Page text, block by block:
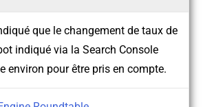
que le changement de taux de
indiqué via la Search Console
environ pour être pris en compte.